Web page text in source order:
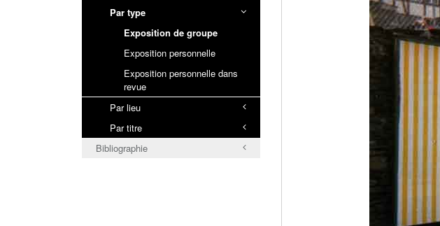
Par type
Exposition de groupe
Exposition personnelle
Exposition personnelle dans
revue
Par lieu
Par titre
Bibliographie